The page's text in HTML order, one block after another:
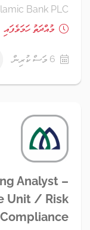
Bank PLC
މުއްދަތު ހަމަވެފައި
6 މަސް ކުރިން
Analyst –
Unit / Risk